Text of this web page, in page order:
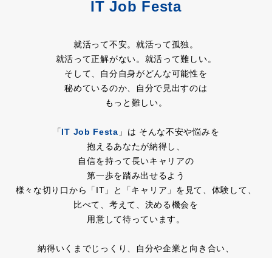
IT Job Festa
就活って不安。就活って孤独。
就活って正解がない。就活って難しい。
そして、自分自身がどんな可能性を
秘めているのか、自分で見出すのは
もっと難しい。
「IT Job Festa 」は そんな不安や悩みを
抱えるあなたが納得し、
自信を持って長いキャリアの
第一歩を踏み出せるよう
様々な切り口から「IT」と「キャリア」を見て、体験して、
比べて、考えて、決める機会を
用意して待っています。
納得いくまでじっくり、自分や企業と向き合い、